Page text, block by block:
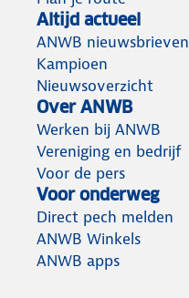
Altijd actueel
ANWB nieuwsbrieven
Kampioen
Nieuwsoverzicht
Over ANWB
Werken bij ANWB
Vereniging en bedrijf
Voor de pers
Voor onderweg
Direct pech melden
ANWB Winkels
ANWB apps